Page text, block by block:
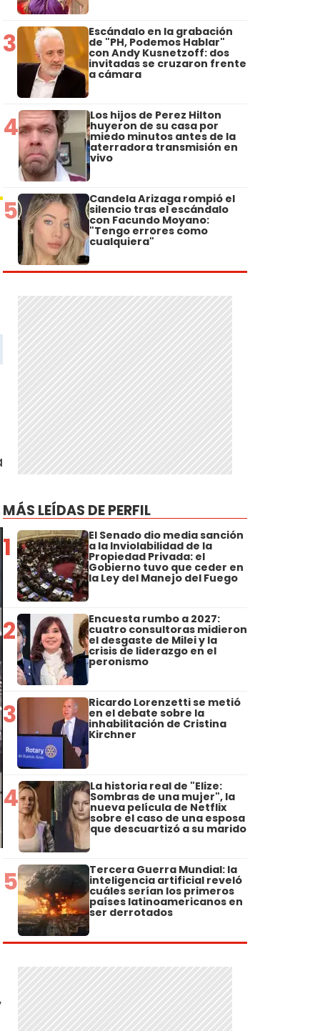
3 Escándalo en la grabación
de "PH, Podemos Hablar"
con Andy Kusnetzoff: dos
invitadas se cruzaron frente
a cámara
4 Los hijos de Perez Hilton
huyeron de su casa por
miedo minutos antes de la
aterradora transmisión en
vivo
5 Candela Arizaga rompió el
silencio tras el escándalo
con Facundo Moyano:
"Tengo errores como
cualquiera"
MÁS LEÍDAS DE PERFIL
1 El Senado dio media sanción
a la Inviolabilidad de la
Propiedad Privada: el
Gobierno tuvo que ceder en
la Ley del Manejo del Fuego
2 Encuesta rumbo a 2027:
cuatro consultoras midieron
el desgaste de Milei y la
crisis de liderazgo en el
peronismo
3 Ricardo Lorenzetti se metió
en el debate sobre la
inhabilitación de Cristina
Kirchner
4 La historia real de "Elize:
Sombras de una mujer", la
nueva película de Netflix
sobre el caso de una esposa
que descuartizó a su marido
5 Tercera Guerra Mundial: la
inteligencia artificial reveló
cuáles serían los primeros
países latinoamericanos en
ser derrotados